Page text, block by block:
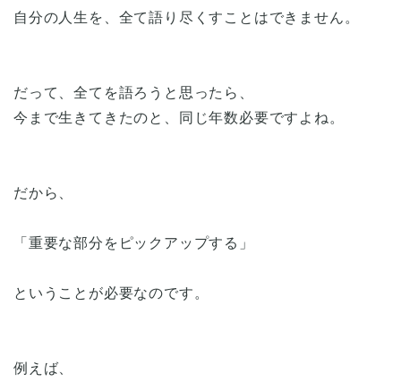
自分の人生を、全て語り尽くすことはできません。
だって、全てを語ろうと思ったら、
今まで生きてきたのと、同じ年数必要ですよね。
だから、
「重要な部分をピックアップする」
ということが必要なのです。
例えば、